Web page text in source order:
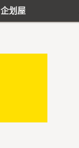
企划屋